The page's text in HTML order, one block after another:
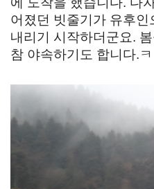
어졌던 빗줄기가 유후인
내리기 시작하더군요.
참 야속하기도 합니다.ㅋ